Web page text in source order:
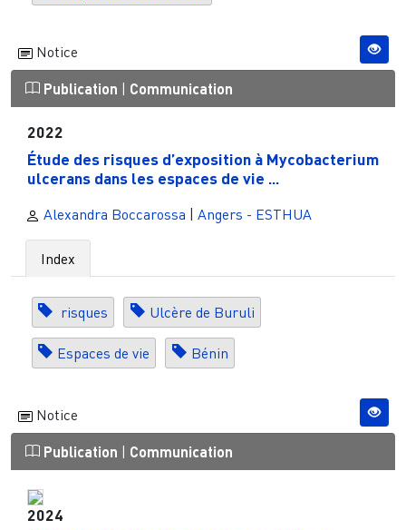
Notice
Publication | Communication
2022
Étude des risques d’exposition à Mycobacterium
ulcerans dans les espaces de vie ...
Alexandra Boccarossa | Angers - ESTHUA
Index
risques Ulcère de Buruli
Espaces de vie Bénin
Notice
Publication | Communication
2024